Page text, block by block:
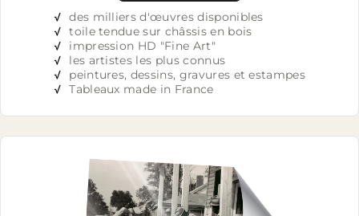
√ des milliers d'œuvres disponibles
√ toile tendue sur châssis en bois
√
impression HD "Fine Art"
√
les artistes les plus connus
√
peintures, dessins, gravures et estampes
√ Tableaux made in France